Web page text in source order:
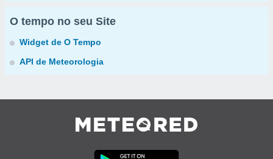
O tempo no seu Site
Widget de O Tempo
API de Meteorologia